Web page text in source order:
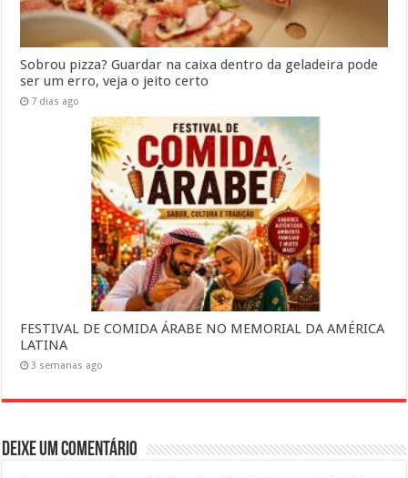
Sobrou pizza? Guardar na caixa dentro da geladeira pode
ser um erro, veja o jeito certo
7 dias ago
FESTIVAL DE COMIDA ÁRABE NO MEMORIAL DA AMÉRICA
LATINA
3 semanas ago
Deixe um comentário